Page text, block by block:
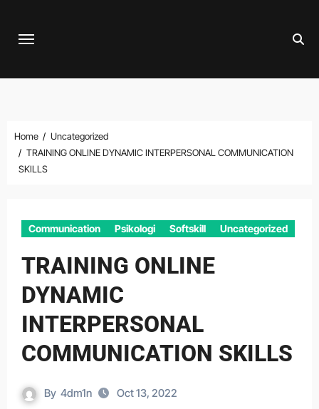
Home
Uncategorized
TRAINING ONLINE DYNAMIC INTERPERSONAL COMMUNICATION
SKILLS
Communication Psikologi Softskill Uncategorized
TRAINING ONLINE
DYNAMIC
INTERPERSONAL
COMMUNICATION SKILLS
By 4dm1n Oct 13, 2022